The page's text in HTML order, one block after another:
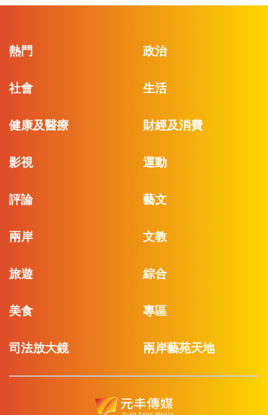
熱門 政治
社會 生活
健康及醫療 財經及消費
影視 運動
評論 藝文
兩岸 文教
旅遊 綜合
美食 專區
司法放大鏡 兩岸藝苑天地